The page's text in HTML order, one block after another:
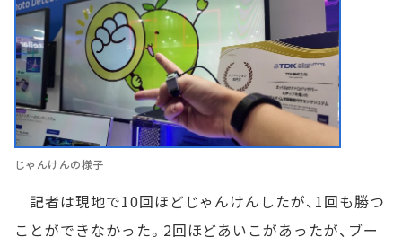
じゃんけんの様子
記者は現地で10回ほどじゃんけんしたが、1回も勝つ
ことができなかった。2回ほどあいこがあったが、ブー